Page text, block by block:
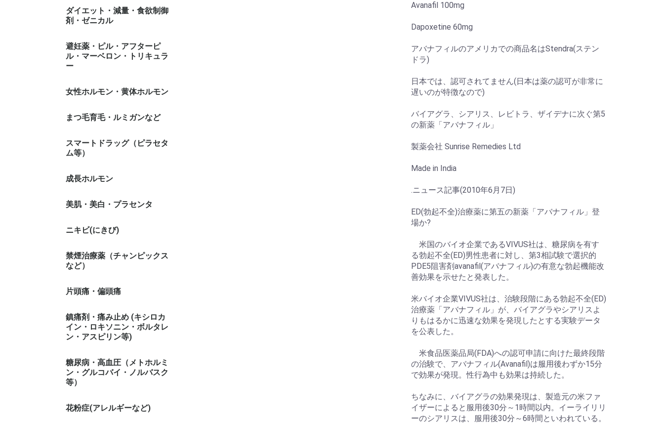
ダイエット・減量・食欲制御
剤・ゼニカル
避妊薬・ピル・アフターピ
ル・マーベロン・トリキュラ
ー
女性ホルモン・黄体ホルモン
まつ毛育毛・ルミガンなど
スマートドラッグ（ピラセタ
ム等）
成長ホルモン
美肌・美白・プラセンタ
ニキビ(にきび)
禁煙治療薬（チャンピックス
など）
片頭痛・偏頭痛
鎮痛剤・痛み止め (キシロカ
イン・ロキソニン・ボルタレ
ン・アスピリン等)
糖尿病・高血圧（メトホルミ
ン・グルコバイ・ノルバスク
等）
花粉症(アレルギーなど)
Avanafil 100mg
Dapoxetine 60mg
アバナフィルのアメリカでの商品名はStendra(ステン
ドラ)
日本では、認可されてません(日本は薬の認可が非常に
遅いのが特徴なので)
バイアグラ、シアリス、レビトラ、ザイデナに次ぐ第5
の新薬「アバナフィル」
製薬会社 Sunrise Remedies Ltd
Made in India
.ニュース記事(2010年6月7日)
ED(勃起不全)治療薬に第五の新薬「アバナフィル」登
場か?
米国のバイオ企業であるVIVUS社は、糖尿病を有す
る勃起不全(ED)男性患者に対し、第3相試験で選択的
PDE5阻害剤avanafil(アバナフィル)の有意な勃起機能改
善効果を示せたと発表した。
米バイオ企業VIVUS社は、治験段階にある勃起不全(ED)
治療薬「アバナフィル」が、バイアグラやシアリスよ
りもはるかに迅速な効果を発現したとする実験データ
を公表した。
米食品医薬品局(FDA)への認可申請に向けた最終段階
の治験で、アバナフィル(Avanafil)は服用後わずか15分
で効果が発現。性行為中も効果は持続した。
ちなみに、バイアグラの効果発現は、製造元の米ファ
イザーによると服用後30分～1時間以内。イーライリリ
ーのシアリスは、服用後30分～6時間といわれている。